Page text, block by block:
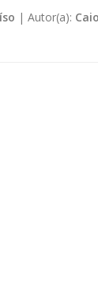
| Autor(a):